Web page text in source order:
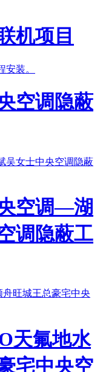
机项目
空调隐蔽
空调—湖
调隐蔽工
天氟地水
宅中央空